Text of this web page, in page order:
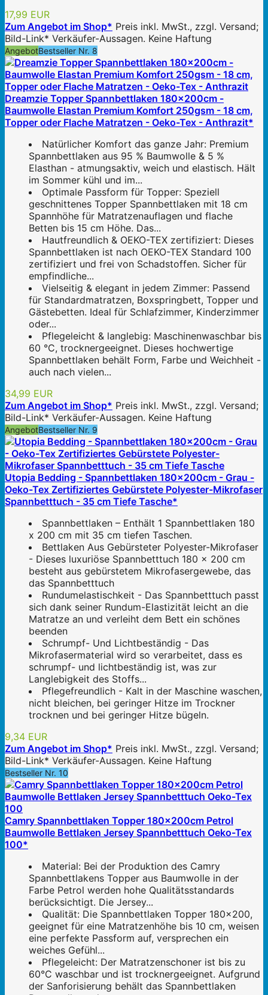
17,99 EUR
Zum Angebot im Shop* Preis inkl. MwSt., zzgl. Versand;
Bild-Link* Verkäufer-Aussagen. Keine Haftung
AngebotBestseller Nr. 8
Dreamzie Topper Spannbettlaken 180x200cm -
Baumwolle Elastan Premium Komfort 250gsm - 18 cm,
Topper oder Flache Matratzen - Oeko-Tex - Anthrazit*
Natürlicher Komfort das ganze Jahr: Premium
Spannbettlaken aus 95 % Baumwolle & 5 %
Elasthan - atmungsaktiv, weich und elastisch. Hält
im Sommer kühl und im...
Optimale Passform für Topper: Speziell
geschnittenes Topper Spannbettlaken mit 18 cm
Spannhöhe für Matratzenauflagen und flache
Betten bis 15 cm Höhe. Das...
Hautfreundlich & OEKO-TEX zertifiziert: Dieses
Spannbettlaken ist nach OEKO-TEX Standard 100
zertifiziert und frei von Schadstoffen. Sicher für
empfindliche...
Vielseitig & elegant in jedem Zimmer: Passend
für Standardmatratzen, Boxspringbett, Topper und
Gästebetten. Ideal für Schlafzimmer, Kinderzimmer
oder...
Pflegeleicht & langlebig: Maschinenwaschbar bis
60 °C, trocknergeeignet. Dieses hochwertige
Spannbettlaken behält Form, Farbe und Weichheit -
auch nach vielen...
34,99 EUR
Zum Angebot im Shop* Preis inkl. MwSt., zzgl. Versand;
Bild-Link* Verkäufer-Aussagen. Keine Haftung
AngebotBestseller Nr. 9
Utopia Bedding - Spannbettlaken 180x200cm - Grau -
Oeko-Tex Zertifiziertes Gebürstete Polyester-Mikrofaser
Spannbetttuch - 35 cm Tiefe Tasche*
Spannbettlaken – Enthält 1 Spannbettlaken 180
x 200 cm mit 35 cm tiefen Taschen.
Bettlaken Aus Gebürsteter Polyester-Mikrofaser
- Dieses luxuriöse Spannbetttuch 180 x 200 cm
besteht aus gebürstetem Mikrofasergewebe, das
das Spannbetttuch
Rundumelastischkeit - Das Spannbetttuch passt
sich dank seiner Rundum-Elastizität leicht an die
Matratze an und verleiht dem Bett ein schönes
beenden
Schrumpf- Und Lichtbeständig - Das
Mikrofasermaterial wird so verarbeitet, dass es
schrumpf- und lichtbeständig ist, was zur
Langlebigkeit des Stoffs...
Pflegefreundlich - Kalt in der Maschine waschen,
nicht bleichen, bei geringer Hitze im Trockner
trocknen und bei geringer Hitze bügeln.
9,34 EUR
Zum Angebot im Shop* Preis inkl. MwSt., zzgl. Versand;
Bild-Link* Verkäufer-Aussagen. Keine Haftung
Bestseller Nr. 10
Camry Spannbettlaken Topper 180x200cm Petrol
Baumwolle Bettlaken Jersey Spannbetttuch Oeko-Tex
100*
Material: Bei der Produktion des Camry
Spannbettlakens Topper aus Baumwolle in der
Farbe Petrol werden hohe Qualitätsstandards
berücksichtigt. Die Jersey...
Qualität: Die Spannbettlaken Topper 180x200,
geeignet für eine Matratzenhöhe bis 10 cm, weisen
eine perfekte Passform auf, versprechen ein
weiches Gefühl...
Pflegeleicht: Der Matratzenschoner ist bis zu
60°C waschbar und ist trocknergeeignet. Aufgrund
der Sanforisierung behält das Spannbettlaken